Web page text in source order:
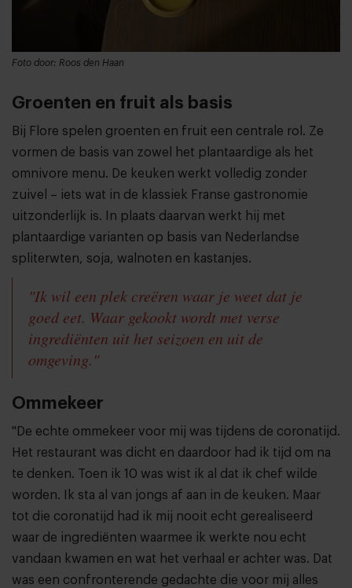
Foto door: Roos den Haan
Groenten en fruit als basis
Bij Flore spelen groenten en fruit een centrale rol. Ze
vormen de basis van zowel het plantaardige als het
omnivore menu. De keuken werkt volledig zonder
zuivel – iets wat in de klassiek Franse gastronomie
uitzonderlijk is. In plaats daarvan werkt hij met
plantaardige varianten op basis van Nederlandse
spliterwten, soja, walnoten en kastanjes.
"Ik wil een plek creëren waar je weet dat je
goed eet. Waar gekookt wordt met verse
ingrediënten uit het seizoen en uit de
omgeving."
Ommekeer
"De echte ommekeer voor mij was tijdens de coronatijd.
Het restaurant was dicht en daardoor had ik tijd om na
te denken. Toen ik 10 was wist ik al dat ik chef wilde
worden. Ik sta al van jongs af aan in de keuken. Maar
tot die coronatijd had ik mij nooit echt gerealiseerd
waar de ingrediënten waarmee ik werkte nou echt
vandaan kwamen en wat het verhaal er achter was. Dat
was een confronterende gedachte die voor mij alles